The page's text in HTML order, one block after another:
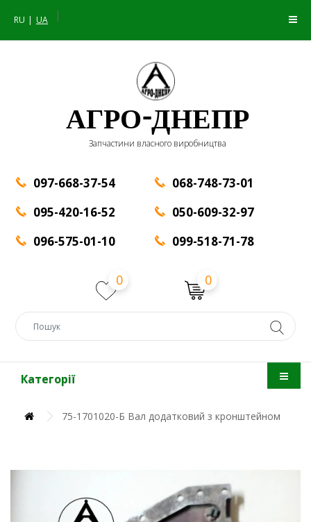
RU UA |
АГРО-ДНЕПР
Запчастини власного виробництва
097-668-37-54
095-420-16-52
096-575-01-10
068-748-73-01
050-609-32-97
099-518-71-78
0 0
Категорії
75-1701020-Б Вал додатковий з кронштейном